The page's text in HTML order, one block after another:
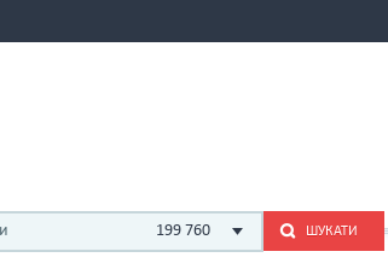
199 760 ШУКАТИ